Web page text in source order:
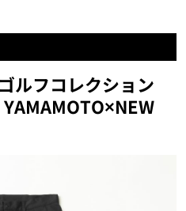
ルフコレクション
YAMAMOTO×NEW